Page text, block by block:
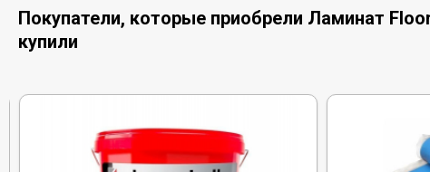
Покупатели, которые приобрели Ламинат
купили